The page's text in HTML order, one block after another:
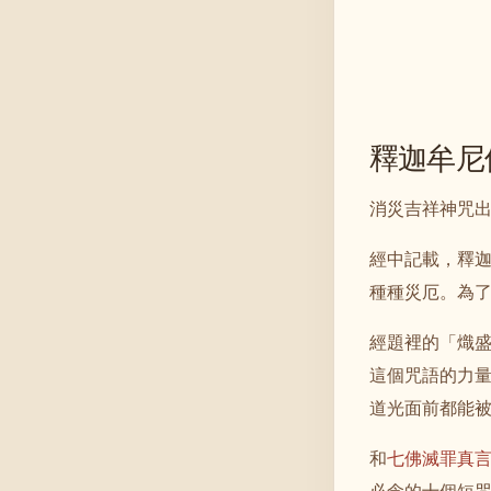
釋迦牟
消災吉祥神咒
經中記載，釋
種種災厄。為
經題裡的「熾
這個咒語的力
道光面前都能
和七佛滅罪真言